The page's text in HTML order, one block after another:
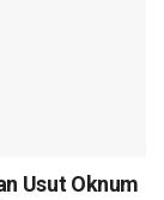
Usut Oknum